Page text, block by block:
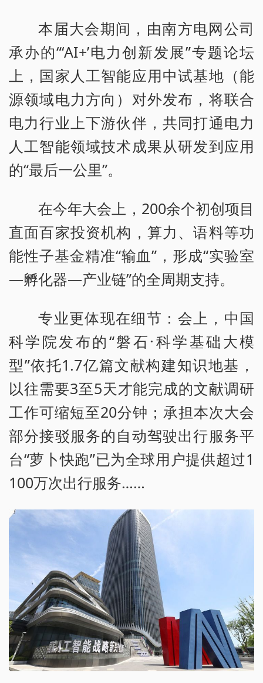
本届大会期间，由南方电网公司
承办的“‘AI+’电力创新发展”专题论坛
上，国家人工智能应用中试基地（能
源领域电力方向）对外发布，将联合
电力行业上下游伙伴，共同打通电力
人工智能领域技术成果从研发到应用
的“最后一公里”。
在今年大会上，200余个初创项目
直面百家投资机构，算力、语料等功
能性子基金精准“输血”，形成“实验室
—孵化器—产业链”的全周期支持。
专业更体现在细节：会上，中国
科学院发布的“磐石·科学基础大模
型”依托1.7亿篇文献构建知识地基，
以往需要3至5天才能完成的文献调研
工作可缩短至20分钟；承担本次大会
部分接驳服务的自动驾驶出行服务平
台“萝卜快跑”已为全球用户提供超过1
100万次出行服务……